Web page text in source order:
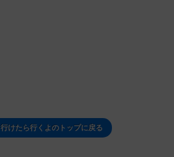
行けたら行くよのトップに戻る